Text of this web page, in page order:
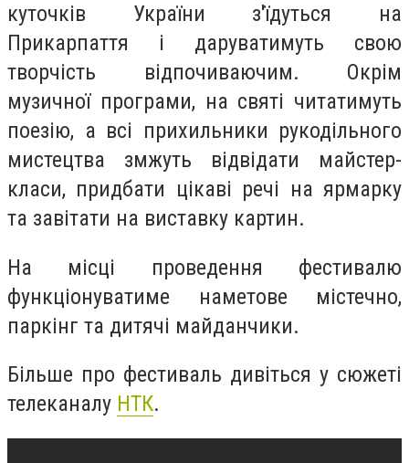
куточків України з'їдуться на
Прикарпаття і даруватимуть свою
творчість відпочиваючим. Окрім
музичної програми, на святі читатимуть
поезію, а всі прихильники рукодільного
мистецтва змжуть відвідати майстер-
класи, придбати цікаві речі на ярмарку
та завітати на виставку картин.
На місці проведення фестивалю
функціонуватиме наметове містечно,
паркінг та дитячі майданчики.
Більше про фестиваль дивіться у сюжеті
телеканалу НТК.